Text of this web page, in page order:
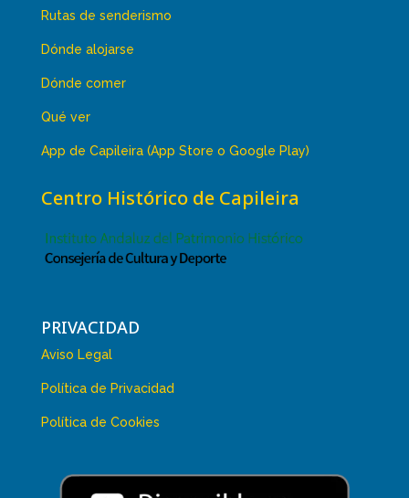
Rutas de senderismo
Dónde alojarse
Dónde comer
Qué ver
App de Capileira (App Store o Google Play)
Centro Histórico de Capileira
PRIVACIDAD
Aviso Legal
Política de Privacidad
Política de Cookies